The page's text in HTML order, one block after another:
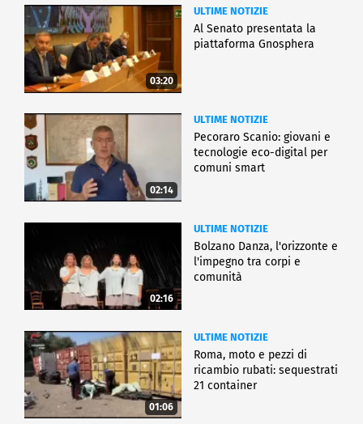
03:20
ULTIME NOTIZIE
Al Senato presentata la
piattaforma Gnosphera
02:14
ULTIME NOTIZIE
Pecoraro Scanio: giovani e
tecnologie eco-digital per
comuni smart
02:16
ULTIME NOTIZIE
Bolzano Danza, l'orizzonte e
l'impegno tra corpi e
comunità
01:06
ULTIME NOTIZIE
Roma, moto e pezzi di
ricambio rubati: sequestrati
21 container